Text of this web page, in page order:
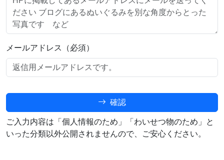
メールアドレス（必須）
確認
ご入力内容は「個人情報のため」「わいせつ物のため」と
いった分類以外公開されませんので、ご安心ください。